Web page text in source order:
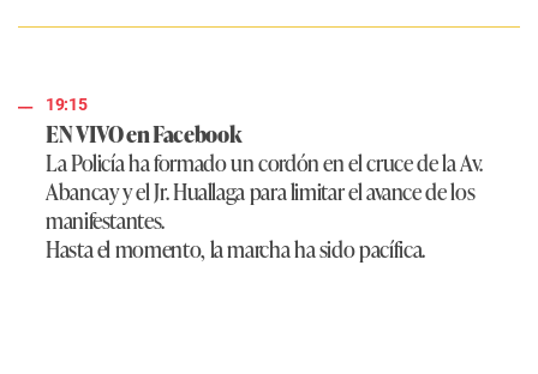
19:15
EN VIVO en Facebook
La Policía ha formado un cordón en el cruce de la Av.
Abancay y el Jr. Huallaga para limitar el avance de los
manifestantes.
Hasta el momento, la marcha ha sido pacífica.